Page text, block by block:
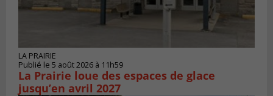
LA PRAIRIE
Publié le 5 août 2026 à 11h59
La Prairie loue des espaces de glace
jusqu’en avril 2027